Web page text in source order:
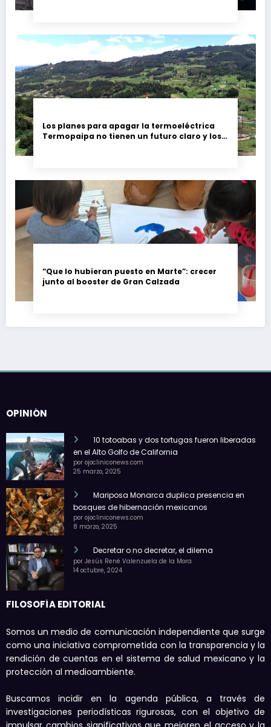
Los planes para apagar la termoeléctrica
Termopaipa no tienen un futuro claro y los
“Que lo hubieran puesto en Marte”: crecer
junto al booster de Gran Calzada
OPINIÓN
10 totoabas y dos tortugas fueron liberadas
en el Alto Golfo de California
por ojocliniconews.com
25 marzo, 2025
Mariposa Monarca duplica presencia en
bosques de hibernación mexicanos
por ojocliniconews.com
8 marzo, 2025
Decretar o no decretar, el dilema
por Jesús René Valenzuela de la Mora
14 octubre, 2024
FILOSOFÍA EDITORIAL
Somos un medio de comunicación independiente que surge
como una iniciativa comprometida con la transparencia y la
rendición de cuentas en el sistema de salud mexicano y la
protección al medioambiente.
Buscamos incidir en la agenda pública, a través de
investigaciones periodísticas rigurosas, con el objetivo de